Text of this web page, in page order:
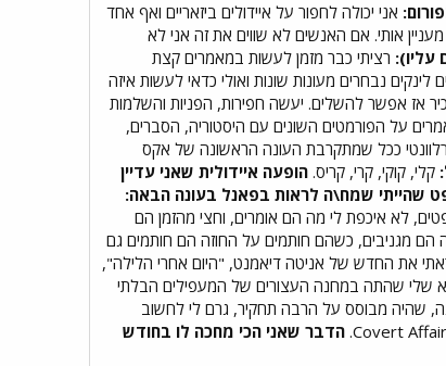
אני יכולה לחפור על איידולים ביזאריים ואף אחד
אותי. אם האנשים לא שווים את זה אני לא
עליו): רציתי כבר מזמן לעשות במאמרים קצת
נבחרים מעונות שונות ואולי כדאי לעשות איזה
אז אפשר להשלים. יעשה חפירות, הפניות והשלמות
על הפורמטים השונים עם היסטוריה, הסברים,
ככל שמתקרבת העונה הראשונה של אקס
קלי, קוקי, קרי, קריס. הופעה איידולית שאני עדיין
שהייתי שמח\ה לראות בפאנל בעונה הבאה:
לא איכפת לי מה הם אומרים, וחצי מהזמן הם
הם מגניבים, כשהם חותמים על החוזה הם חותמים גם
את החדש של אניטה דיאמנט, "היום אחרי הלילה",
שלי שהתה במחנה העצורים של המעפילים הבלתי
שהיה מבוסס על הרבה תחקיר, גרם לי לחשוב
הדבר שאני הכי מחכה לו בחודש